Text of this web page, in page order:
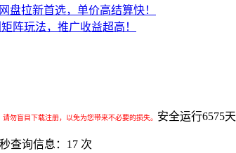
盘拉新首选，单价高结算快！
阵玩法，推广收益超高！
勿盲目下载注册，以免为您带来不必要的损失。 安全运行6575天
查询信息：17 次